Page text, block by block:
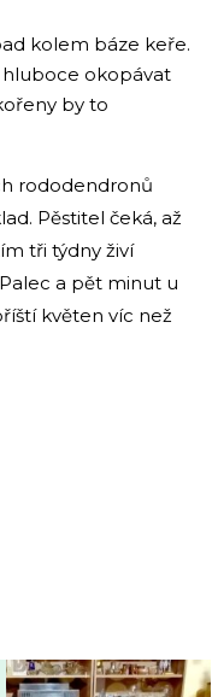
kolem báze keře.
okopávat
by to
rododendronů
Pěstitel čeká, až
tři týdny živí
a pět minut u
květen víc než